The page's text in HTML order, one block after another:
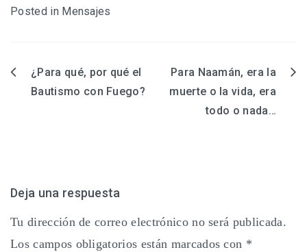
Posted in Mensajes
Navegación
¿Para qué, por qué el
Bautismo con Fuego?
Para Naamán, era la
muerte o la vida, era
todo o nada…
Deja una respuesta
Tu dirección de correo electrónico no será publicada.
Los campos obligatorios están marcados con *